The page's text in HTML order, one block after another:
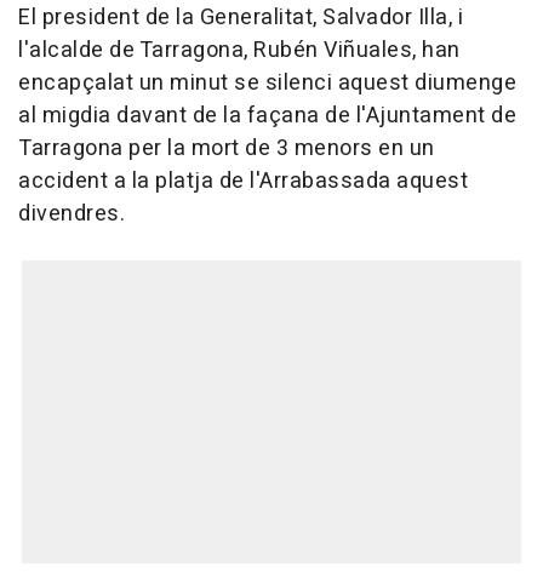
El president de la Generalitat, Salvador Illa, i
l'alcalde de Tarragona, Rubén Viñuales, han
encapçalat un minut se silenci aquest diumenge
al migdia davant de la façana de l'Ajuntament de
Tarragona per la mort de 3 menors en un
accident a la platja de l'Arrabassada aquest
divendres.